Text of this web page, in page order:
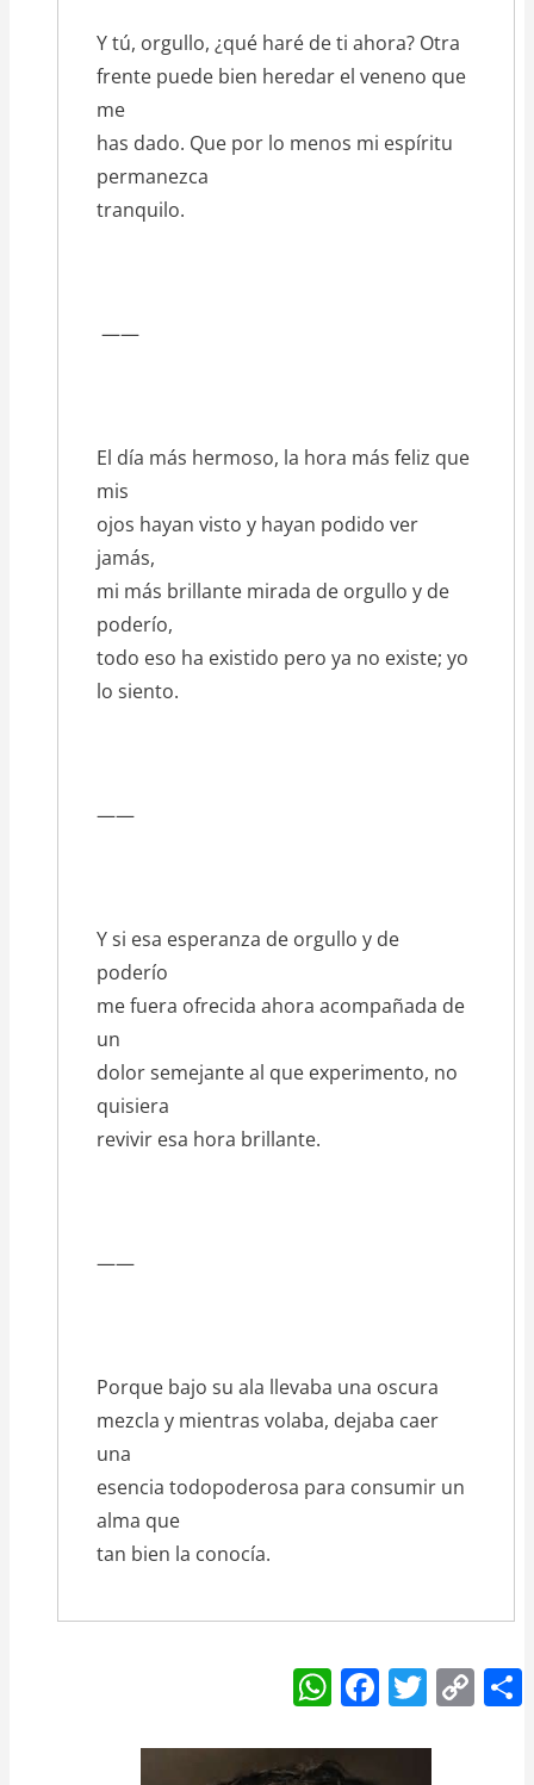
Y tú, orgullo, ¿qué haré de ti ahora? Otra
frente puede bien heredar el veneno que
me
has dado. Que por lo menos mi espíritu
permanezca
tranquilo.
——
El día más hermoso, la hora más feliz que
mis
ojos hayan visto y hayan podido ver
jamás,
mi más brillante mirada de orgullo y de
poderío,
todo eso ha existido pero ya no existe; yo
lo siento.
——
Y si esa esperanza de orgullo y de
poderío
me fuera ofrecida ahora acompañada de
un
dolor semejante al que experimento, no
quisiera
revivir esa hora brillante.
——
Porque bajo su ala llevaba una oscura
mezcla y mientras volaba, dejaba caer
una
esencia todopoderosa para consumir un
alma que
tan bien la conocía.
W
h
at
F
a
c
T
w
itt
C
o